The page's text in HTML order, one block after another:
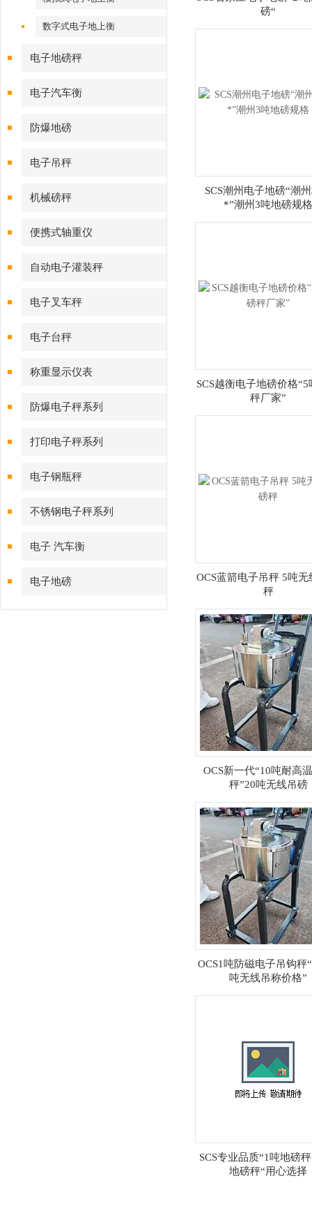
数字式电子地上衡
电子地磅秤
电子汽车衡
防爆地磅
电子吊秤
机械磅秤
便携式轴重仪
自动电子灌装秤
电子叉车秤
电子台秤
称重显示仪表
防爆电子秤系列
打印电子秤系列
电子钢瓶秤
不锈钢电子秤系列
电子 汽车衡
电子地磅
磅“
SCS潮州电子地磅“潮
*”潮州3吨地磅规格
SCS越衡电子地磅价格“5
秤厂家”
OCS蓝箭电子吊秤 5吨无
秤
OCS新一代“10吨耐高
秤”20吨无线吊磅
OCS1吨防磁电子吊钩秤
吨无线吊称价格”
SCS专业品质“1吨地磅
地磅秤“用心选择